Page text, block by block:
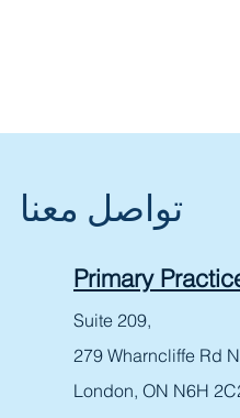
تواصل معنا
Primary
Suite 209,
279 Wharncliffe Rd
London, ON N6H